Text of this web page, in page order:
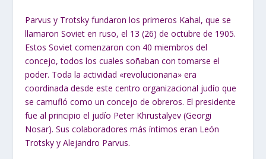
Parvus y Trotsky fundaron los primeros Kahal, que se
llamaron Soviet en ruso, el 13 (26) de octubre de 1905.
Estos Soviet comenzaron con 40 miembros del
concejo, todos los cuales soñaban con tomarse el
poder. Toda la actividad «revolucionaria» era
coordinada desde este centro organizacional judío que
se camufló como un concejo de obreros. El presidente
fue al principio el judío Peter Khrustalyev (Georgi
Nosar). Sus colaboradores más íntimos eran León
Trotsky y Alejandro Parvus.